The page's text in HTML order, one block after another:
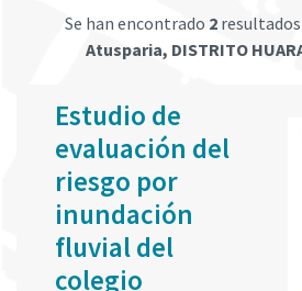
Se han encontrado 2
Atusparia, DISTRITO
Estudio de
evaluación del
riesgo por
inundación
fluvial del
colegio